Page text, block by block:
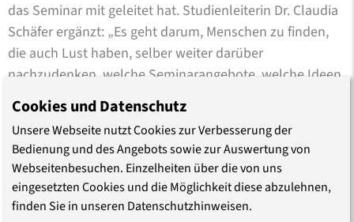
das Seminar mit geleitet hat. Studienleiterin Dr. Claudia
Schäfer ergänzt: „Es geht darum, Menschen zu finden,
die auch Lust haben, selber weiter darüber
nachzudenken, welche Seminarangebote, welche Ideen,
welche Aktivitäten für andere Geflüchtete hier in
Deutschland interessant sein könnten.“
In diesem ersten Schritt sei es ihr in allererster Linie
darum gegangen, zuzuhören und zu verstehen, was
junge Menschen mit Fluchterfahrung bewegt und
Cookies und Datenschutz
Unsere Webseite nutzt Cookies zur Verbesserung der
Bedienung und des Angebots sowie zur Auswertung von
Webseitenbesuchen. Einzelheiten über die von uns
eingesetzten Cookies und die Möglichkeit diese abzulehnen,
finden Sie in unseren Datenschutzhinweisen.